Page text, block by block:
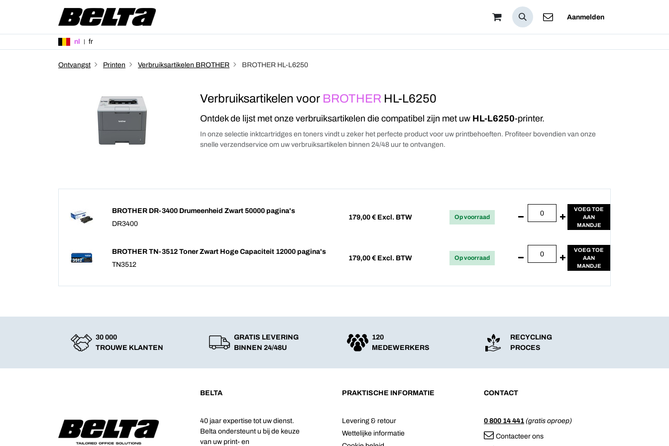
Aanmelden
nl fr
Ontvangst Printen Verbruiksartikelen BROTHER BROTHER HL-L6250
Verbruiksartikelen voor BROTHER HL-L6250
Ontdek de lijst met onze verbruiksartikelen die compatibel zijn met uw HL-L6250-printer.
In onze selectie inktcartridges en toners vindt u zeker het perfecte product voor uw printbehoeften. Profiteer bovendien van onze
snelle verzendservice om uw verbruiksartikelen binnen 24/48 uur te ontvangen.
BROTHER DR-3400 Drumeenheid Zwart 50000 pagina's
DR3400
179,00 € Excl. BTW Op voorraad
VOEG TOE
AAN
MANDJE
BROTHER TN-3512 Toner Zwart Hoge Capaciteit 12000 pagina's
TN3512
179,00 € Excl. BTW Op voorraad
VOEG TOE
AAN
MANDJE
30 000
TROUWE KLANTEN
GRATIS LEVERING
BINNEN 24/48U
120
MEDEWERKERS
RECYCLING
PROCES
BELTA
40 jaar expertise tot uw dienst.
Belta ondersteunt u bij de keuze
van uw print- en
PRAKTISCHE INFORMATIE
Levering & retour
Wettelijke informatie
CONTACT
0 800 14 441 (gratis oproep)
Contacteer ons